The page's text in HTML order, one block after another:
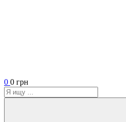
0 0 грн